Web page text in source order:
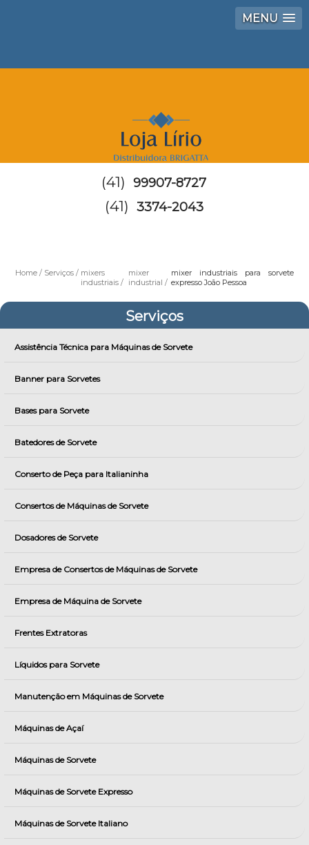
MENU
(41) 99907-8727
(41) 3374-2043
Home Serviços
mixers
industriais
mixer
industrial
mixer industriais para sorvete
expresso João Pessoa
Serviços
Assistência Técnica para Máquinas de Sorvete
Banner para Sorvetes
Bases para Sorvete
Batedores de Sorvete
Conserto de Peça para Italianinha
Consertos de Máquinas de Sorvete
Dosadores de Sorvete
Empresa de Consertos de Máquinas de Sorvete
Empresa de Máquina de Sorvete
Frentes Extratoras
Líquidos para Sorvete
Manutenção em Máquinas de Sorvete
Máquinas de Açaí
Máquinas de Sorvete
Máquinas de Sorvete Expresso
Máquinas de Sorvete Italiano